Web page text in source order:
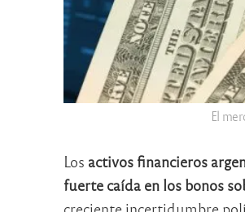
El
Los activos financieros
fuerte caída en los bonos